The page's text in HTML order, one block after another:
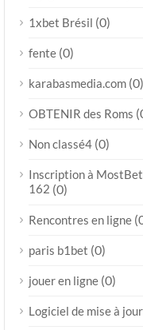
1xbet Brésil (0)
fente (0)
karabasmedia.com (0)
OBTENIR des Roms
Non classé4 (0)
Inscription à
162 (0)
Rencontres en ligne
paris b1bet (0)
jouer en ligne (0)
Logiciel de mise à